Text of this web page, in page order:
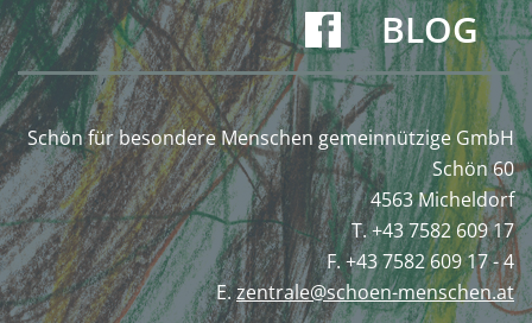
BLOG
Schön für besondere Menschen gemeinnützige GmbH
Schön 60
4563 Micheldorf
T. +43 7582 609 17
F. +43 7582 609 17 - 4
E.zentrale@schoen-menschen.at